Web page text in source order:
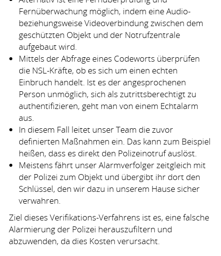
Fernüberwachung möglich, indem eine Audio-
beziehungsweise Videoverbindung zwischen dem
geschützten Objekt und der Notrufzentrale
aufgebaut wird.
Mittels der Abfrage eines Codeworts überprüfen
die NSL-Kräfte, ob es sich um einen echten
Einbruch handelt. Ist es der angesprochenen
Person unmöglich, sich als zutrittsberechtigt zu
authentifizieren, geht man von einem Echtalarm
aus.
In diesem Fall leitet unser Team die zuvor
definierten Maßnahmen ein. Das kann zum Beispiel
heißen, dass es direkt den Polizeinotruf auslöst.
Meistens fährt unser Alarmverfolger zeitgleich mit
der Polizei zum Objekt und übergibt ihr dort den
Schlüssel, den wir dazu in unserem Hause sicher
verwahren.
Ziel dieses Verifikations-Verfahrens ist es, eine falsche
Alarmierung der Polizei herauszufiltern und
abzuwenden, da dies Kosten verursacht.